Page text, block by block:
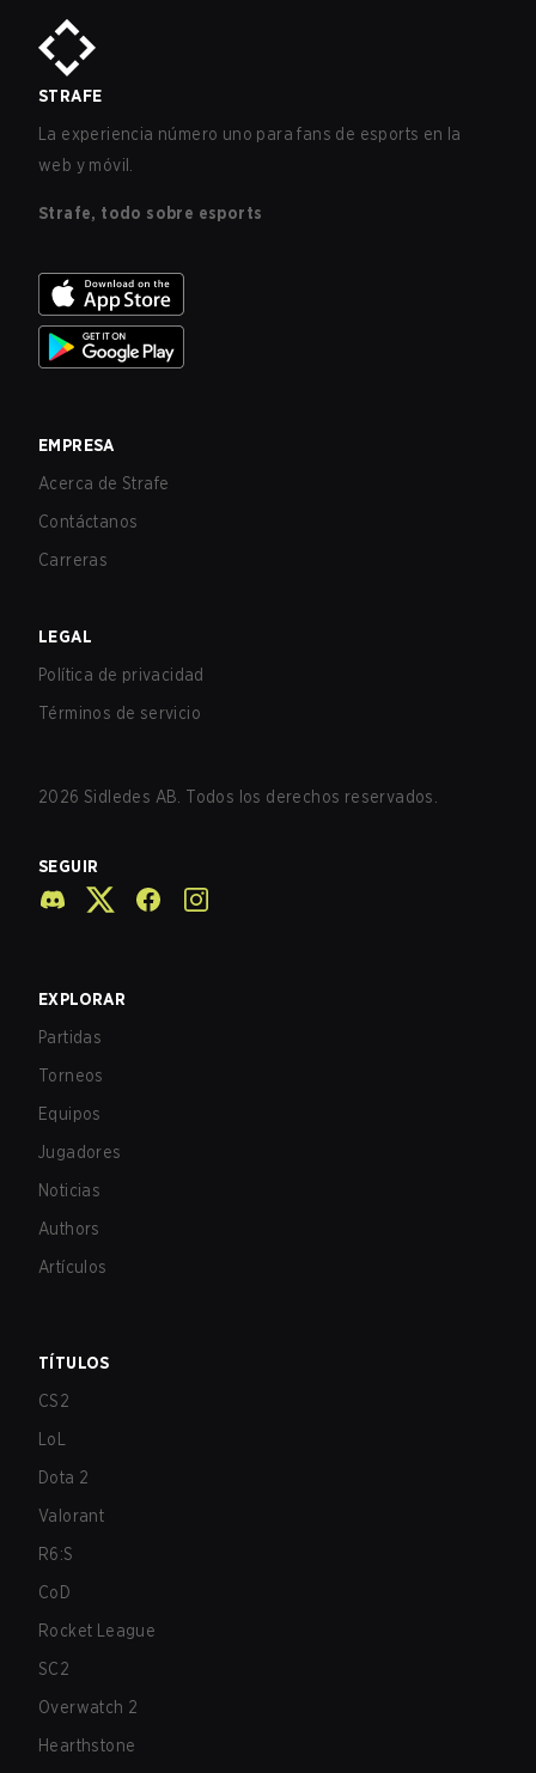
STRAFE
La experiencia número uno para fans de esports en la
web y móvil.
Strafe, todo sobre esports
EMPRESA
Acerca de Strafe
Contáctanos
Carreras
LEGAL
Política de privacidad
Términos de servicio
2026 Sidledes AB. Todos los derechos reservados.
SEGUIR
EXPLORAR
Partidas
Torneos
Equipos
Jugadores
Noticias
Authors
Artículos
TÍTULOS
CS2
LoL
Dota 2
Valorant
R6:S
CoD
Rocket League
SC2
Overwatch 2
Hearthstone